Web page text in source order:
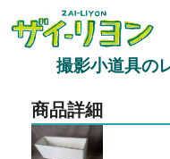
撮影小道具の
商品詳細